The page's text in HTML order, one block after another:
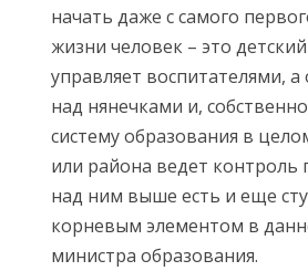
начать даже с самого
жизни человек – это
управляет воспитателями,
над нянечками и,
систему образования в
или района ведет контроль
над ним выше есть и еще
корневым элементом в
министра образования.